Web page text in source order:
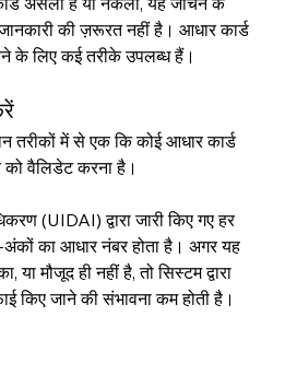
की ज़रूरत नहीं है। आधार कार्ड
के लिए कई तरीके उपलब्ध हैं।
में से एक कि कोई आधार कार्ड
वैलिडेट करना है।
(UIDAI) द्वारा जारी किए गए हर
का आधार नंबर होता है। अगर यह
या मौजूद ही नहीं है, तो सिस्टम द्वारा
किए जाने की संभावना कम होती है।